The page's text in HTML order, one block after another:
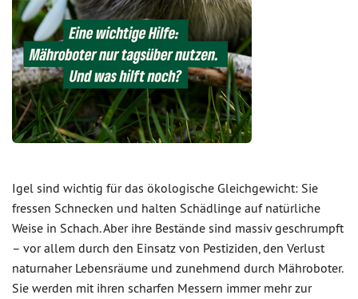
Igel sind wichtig für das ökologische Gleichgewicht: Sie
fressen Schnecken und halten Schädlinge auf natürliche
Weise in Schach. Aber ihre Bestände sind massiv geschrumpft
– vor allem durch den Einsatz von Pestiziden, den Verlust
naturnaher Lebensräume und zunehmend durch Mähroboter.
Sie werden mit ihren scharfen Messern immer mehr zur